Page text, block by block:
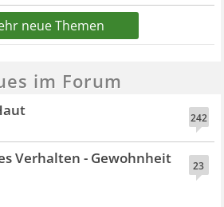
neue Themen
im Forum
242
23
Verhalten - Gewohnheit